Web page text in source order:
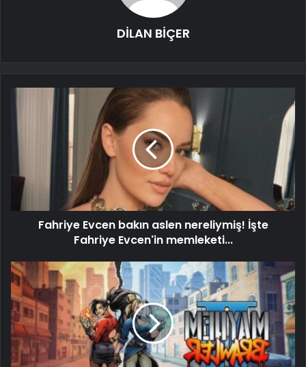
DİLAN BİÇER
Fahriye Evcen bakın aslen nereliymiş! İşte
Fahriye Evcen'in memleketi...